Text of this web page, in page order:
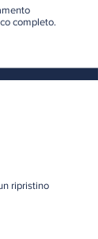
completo.
ripristino